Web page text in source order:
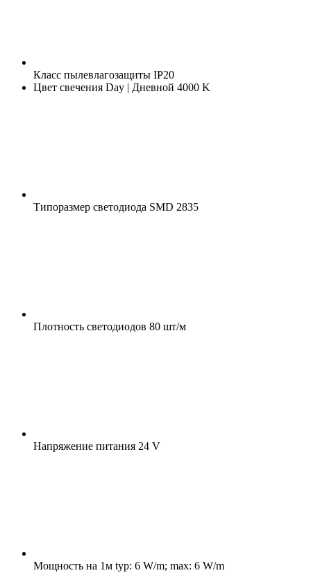
Класс пылевлагозащиты IP20
Цвет свечения Day | Дневной 4000 K
Типоразмер светодиода SMD 2835
Плотность светодиодов 80 шт/м
Напряжение питания 24 V
Мощность на 1м typ: 6 W/m; max: 6 W/m